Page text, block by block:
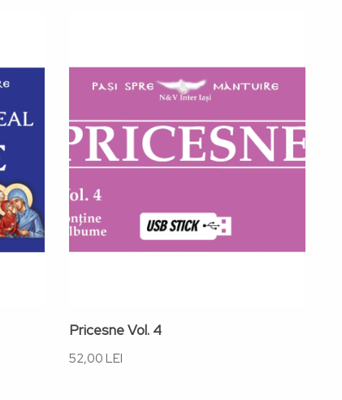
Pricesne Vol. 4
52,00 LEI